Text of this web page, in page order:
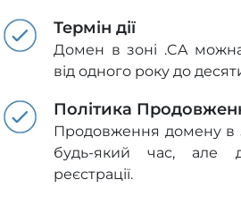
Термін дії
Домен в зоні .CA
від одного року до
Політика
Продовження домену в
будь-який час, але
реєстрації.